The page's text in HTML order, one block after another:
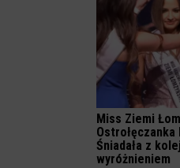
Miss Ziemi
Ostrołęczanka
Śniadała z
wyróżnieniem